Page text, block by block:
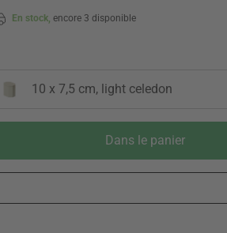
En stock, encore 3 disponible
10 x 7,5 cm, light celedon
Dans le panier